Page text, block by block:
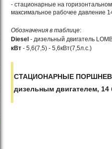
- стационарные на
максимальное рабочее давление
Обозначения в таблице:
Diesel - дизельный двигатель
кВт - 5,6(7,5) - 5,6кВт(7,5л.с.)
СТАЦИОНАРНЫЕ
дизельным двигателем, 14